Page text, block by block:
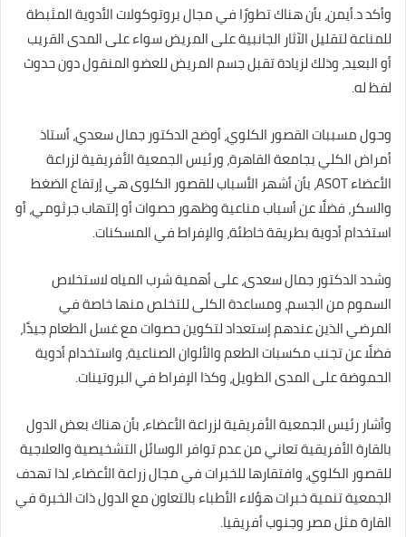
وأكد د.أيمن، بأن هناك تطورًا في مجال بروتوكولات الأدوية المثبطة
للمناعة لتقليل الآثار الجانبية على المريض سواء على المدى القريب
أو البعيد، وذلك لزيادة تقبل جسم المريض للعضو المنقول دون حدوث
لفظ له.
وحول مسببات القصور الكلوي، أوضح الدكتور جمال سعدي، أستاذ
أمراض الكلي بجامعة القاهرة، ورئيس الجمعية الأفريقية لزراعة
الأعضاء ASOT، بأن أشهر الأسباب للقصور الكلوى هي إرتفاع الضغط
والسكر، فضلًا عن أسباب مناعية وظهور حصوات أو إلتهاب جرثومي، أو
استخدام أدوية بطريقة خاطئة، والإفراط في المسكنات.
وشدد الدكتور جمال سعدى، على أهمية شرب المياه لاستخلاص
السموم من الجسم، ومساعدة الكلى للتخلص منها خاصة في
المرضي الذين عندهم إستعداد لتكوين حصوات مع غسل الطعام جيدًا،
فضلًا عن تجنب مكسبات الطعم والألوان الصناعية، واستخدام أدوية
الحموضة على المدى الطويل، وكذا الإفراط في البروتينات.
وأشار رئيس الجمعية الأفريقية لزراعة الأعضاء، بأن هناك بعض الدول
بالقارة الأفريقية تعاني من عدم توافر الوسائل التشخيصية والعلاجية
للقصور الكلوي، وافتقارها للخبرات في مجال زراعة الأعضاء، لذا تهدف
الجمعية تنمية خبرات هؤلاء الأطباء بالتعاون مع الدول ذات الخبرة في
القارة مثل مصر وجنوب أفريقيا.